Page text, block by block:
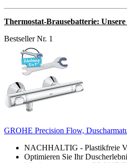
Thermostat-Brausebatterie: Unsere
Bestseller Nr. 1
GROHE Precision Flow,
NACHHALTIG - Plastikfreie
Optimieren Sie Ihr